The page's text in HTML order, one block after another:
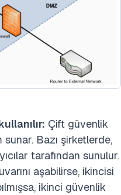
Çift güvenlik
Bazı şirketlerde,
tarafından sunulur.
aşabilirse, ikincisi
ikinci güvenlik